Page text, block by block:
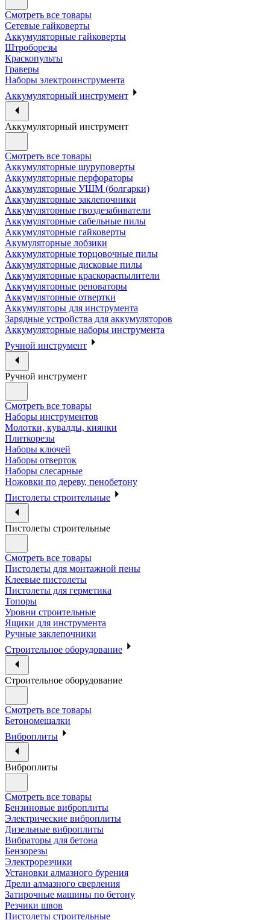
Смотреть все товары
Сетевые гайковерты
Аккумуляторные гайковерты
Штроборезы
Краскопульты
Граверы
Наборы электроинструмента
Аккумуляторный инструмент
Аккумуляторный инструмент
Смотреть все товары
Аккумуляторные шуруповерты
Аккумуляторные перфораторы
Аккумуляторные УШМ (болгарки)
Аккумуляторные заклепочники
Аккумуляторные гвоздезабиватели
Аккумуляторные сабельные пилы
Аккумуляторные гайковерты
Акумуляторные лобзики
Аккумуляторные торцовочные пилы
Аккумуляторные дисковые пилы
Аккумуляторные краскораспылители
Аккумуляторные реноваторы
Аккумуляторные отвертки
Аккумуляторы для инструмента
Зарядные устройства для аккумуляторов
Аккумуляторные наборы инструмента
Ручной инструмент
Ручной инструмент
Смотреть все товары
Наборы инструментов
Молотки, кувалды, киянки
Плиткорезы
Наборы ключей
Наборы отверток
Наборы слесарные
Ножовки по дереву, пенобетону
Пистолеты строительные
Пистолеты строительные
Смотреть все товары
Пистолеты для монтажной пены
Клеевые пистолеты
Пистолеты для герметика
Топоры
Уровни строительные
Ящики для инструмента
Ручные заклепочники
Строительное оборудование
Строительное оборудование
Смотреть все товары
Бетономешалки
Виброплиты
Виброплиты
Смотреть все товары
Бензиновые виброплиты
Электрические виброплиты
Дизельные виброплиты
Вибраторы для бетона
Бензорезы
Электрорезчики
Установки алмазного бурения
Дрели алмазного сверления
Затирочные машины по бетону
Резчики швов
Пистолеты строительные